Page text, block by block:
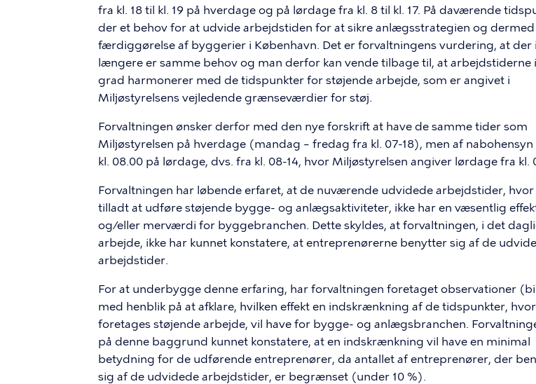
fra kl. 18 til kl. 19 på hverdage og på lørdage fra kl. 8 til kl. 17. På daværende
der et behov for at udvide arbejdstiden for at sikre anlægsstrategien og dermed
færdiggørelse af byggerier i København. Det er forvaltningens vurdering, at der
længere er samme behov og man derfor kan vende tilbage til, at arbejdstiderne
grad harmonerer med de tidspunkter for støjende arbejde, som er angivet i
Miljøstyrelsens vejledende grænseværdier for støj.
Forvaltningen ønsker derfor med den nye forskrift at have de samme tider som
Miljøstyrelsen på hverdage (mandag – fredag fra kl. 07-18), men af
kl. 08.00 på lørdage, dvs. fra kl. 08-14, hvor Miljøstyrelsen angiver lørdage fra kl.
Forvaltningen har løbende erfaret, at de nuværende udvidede arbejdstider,
tilladt at udføre støjende bygge- og anlægsaktiviteter, ikke har en væsentlig
og/eller merværdi for byggebranchen. Dette skyldes, at forvaltningen, i det
arbejde, ikke har kunnet konstatere, at entreprenørerne benytter sig af de
arbejdstider.
For at underbygge denne erfaring, har forvaltningen foretaget observationer
med henblik på at afklare, hvilken effekt en indskrænkning af de tidspunkter,
foretages støjende arbejde, vil have for bygge- og anlægsbranchen.
på denne baggrund kunnet konstatere, at en indskrænkning vil have en minimal
betydning for de udførende entreprenører, da antallet af entreprenører, der
sig af de udvidede arbejdstider, er begrænset (under 10 %).